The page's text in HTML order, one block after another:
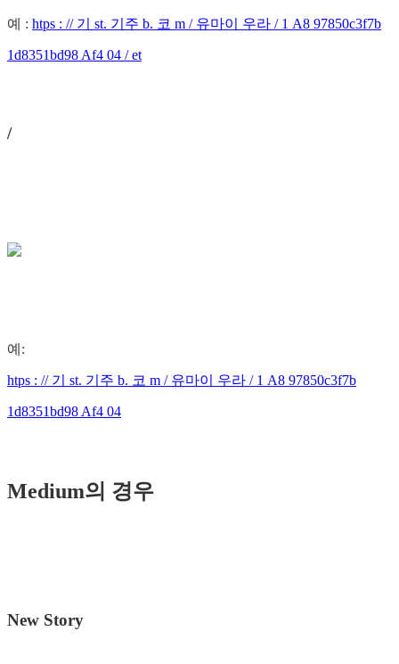
예 : htps : // 기 st. 기주 b. 코 m / 유마이 우라 / 1 A8 97850c3f7b
1d8351bd98 Af4 04 / et
/
예:
htps : // 기 st. 기주 b. 코 m / 유마이 우라 / 1 A8 97850c3f7b
1d8351bd98 Af4 04
Medium의 경우
New Story